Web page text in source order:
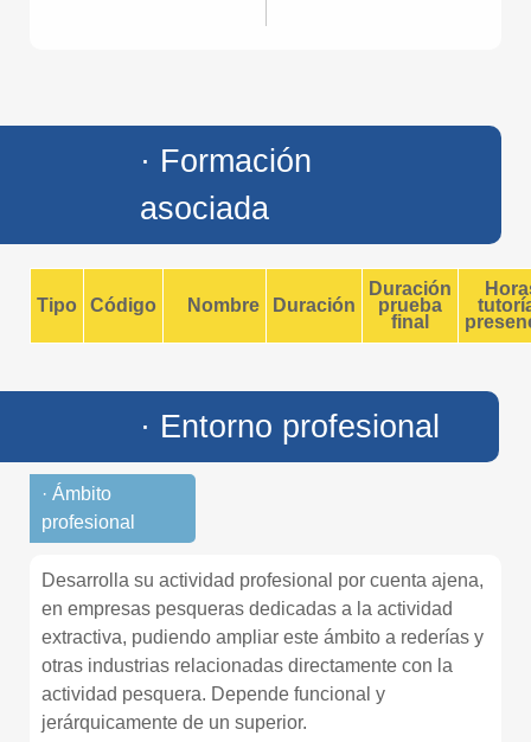
· Formación
asociada
Tipo Código Nombre Duración
Duración
prueba
final
· Entorno profesional
· Ámbito
profesional
Desarrolla su actividad profesional por cuenta ajena,
en empresas pesqueras dedicadas a la actividad
extractiva, pudiendo ampliar este ámbito a rederías y
otras industrias relacionadas directamente con la
actividad pesquera. Depende funcional y
jerárquicamente de un superior.